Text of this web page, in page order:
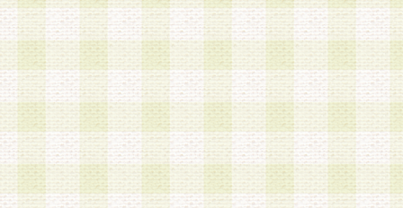
権者による承認手続きを行うものとします。
第3条 会員の登録方法
1.会員登録手続きは、会員登録希望者本人が行う
る登録は一切認められないものとします。
2.会員登録希望者は、本規約に同意の後、当社指
画 面」において、当社が指定する必要事項を入
を行うものとします。当社は、会員登録を承認し
会員として本サービスを 受けるためのログイン